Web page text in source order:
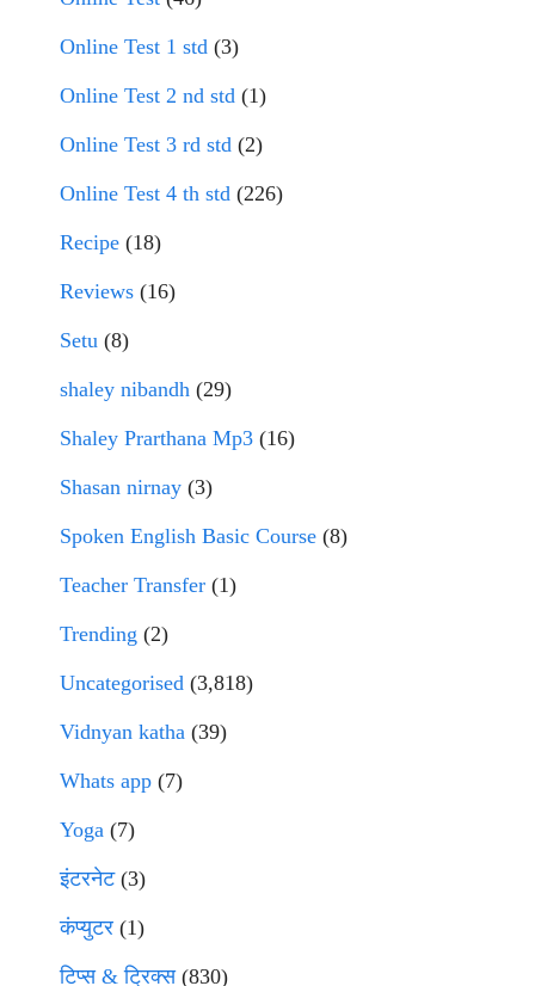
Online Test 1 std (3)
Online Test 2 nd std (1)
Online Test 3 rd std (2)
Online Test 4 th std (226)
Recipe (18)
Reviews (16)
Setu (8)
shaley nibandh (29)
Shaley Prarthana Mp3 (16)
Shasan nirnay (3)
Spoken English Basic Course (8)
Teacher Transfer (1)
Trending (2)
Uncategorised (3,818)
Vidnyan katha (39)
Whats app (7)
Yoga (7)
इंटरनेट(3)
कंप्युटर (1)
टिप्स & ट्रिक्स(830)